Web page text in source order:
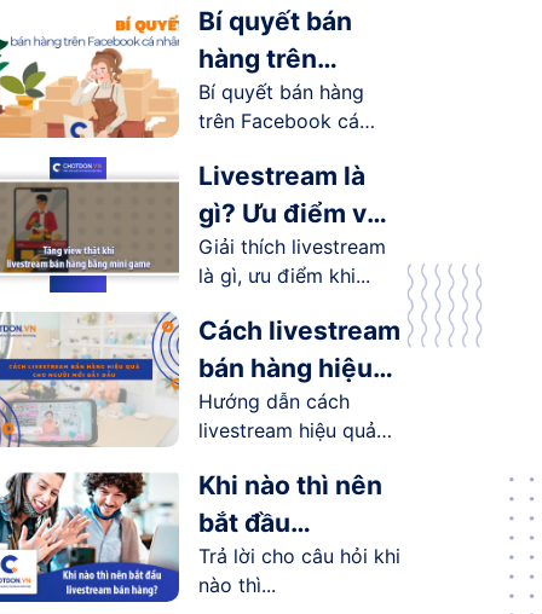
trên thị trường
Bí quyết bán
hàng trên
Facebook cá
nhân hiệu quả
Bí quyết bán hàng
trên Facebook cá
Livestream là
gì? Ưu điểm và
lợi ích
livestream
mang lại như
thế nào?
Giải thích livestream
là gì, ưu điểm khi...
Cách livestream
bán hàng hiệu
quả cho người
mới bắt đầu
Hướng dẫn cách
livestream hiệu quả
Khi nào thì nên
bắt đầu
livestream bán
hàng?
Trả lời cho câu hỏi khi
nào thì...